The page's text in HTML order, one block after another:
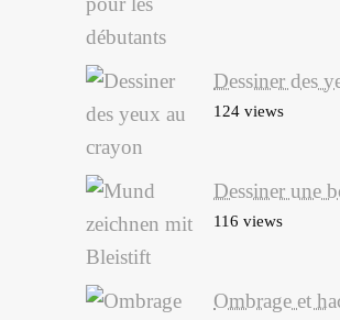
Dessiner des
124 views
Dessiner une
116 views
Ombrage et